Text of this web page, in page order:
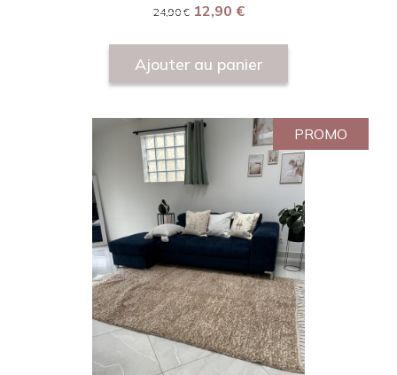
24,90 € 12,90 €
Ajouter au panier
PROMO